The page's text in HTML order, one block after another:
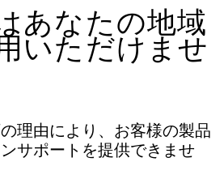
あなたの地域
いただけませ
理由により、お客様の製品
サポートを提供できませ